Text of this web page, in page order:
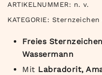
ARTIKELNUMMER: n. v.
KATEGORIE: Sternzeichen
Freies
Wassermann
Mit Labradorit,